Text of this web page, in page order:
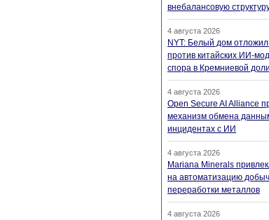
внебалансовую
4 августа 2026
NYT: Белый дом отложил
против китайских ИИ-
спора в Кремниевой
4 августа 2026
Open Secure AI Alliance
механизм обмена
инцидентах с ИИ
4 августа 2026
Mariana Minerals
на автоматизацию
переработки металлов
4 августа 2026